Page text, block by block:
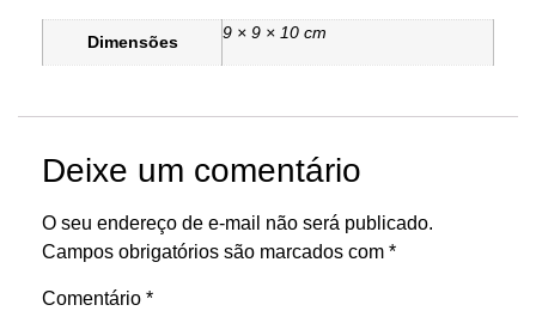
Dimensões 9 × 9 × 10 cm
Deixe um comentário
O seu endereço de e-mail não será publicado.
Campos obrigatórios são marcados com *
Comentário *